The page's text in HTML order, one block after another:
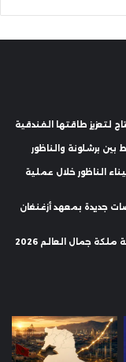
بين برشلونة والناظور
الناظور خلال عملية
جديدة بمعهد أزغنغان
جمال العالم 2026